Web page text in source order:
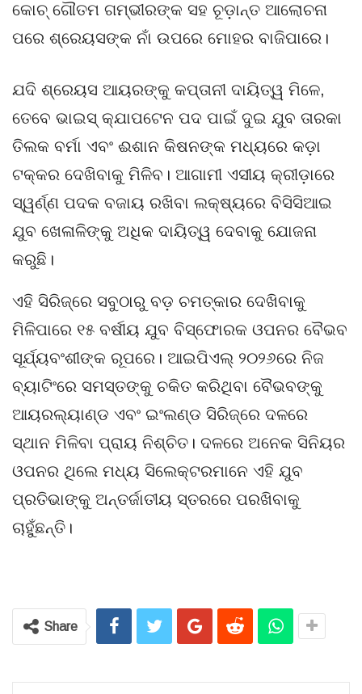
କୋଚ୍ ଗୌତମ ଗମ୍ଭୀରଙ୍କ ସହ ଚୂଡ଼ାନ୍ତ ଆଲୋଚନା
ପରେ ଶ୍ରେୟସଙ୍କ ନାଁ ଉପରେ ମୋହର ବାଜିପାରେ।
ଯଦି ଶ୍ରେୟସ ଆୟରଙ୍କୁ କପ୍ତାନୀ ଦାୟିତ୍ୱ ମିଳେ,
ତେବେ ଭାଇସ୍ କ୍ଯାପଟେନ ପଦ ପାଇଁ ଦୁଇ ଯୁବ ତାରକା
ତିଲକ ବର୍ମା ଏବଂ ଈଶାନ କିଷନଙ୍କ ମଧ୍ୟରେ କଡ଼ା
ଟକ୍କର ଦେଖିବାକୁ ମିଳିବ। ଆଗାମୀ ଏସୀୟ କ୍ରୀଡ଼ାରେ
ସ୍ୱର୍ଣ୍ଣ ପଦକ ବଜାୟ ରଖିବା ଲକ୍ଷ୍ୟରେ ବିସିସିଆଇ
ଯୁବ ଖେଳାଳିଙ୍କୁ ଅଧିକ ଦାୟିତ୍ୱ ଦେବାକୁ ଯୋଜନା
କରୁଛି।
ଏହି ସିରିଜ୍‌ରେ ସବୁଠାରୁ ବଡ଼ ଚମତ୍କାର ଦେଖିବାକୁ
ମିଳିପାରେ ୧୫ ବର୍ଷୀୟ ଯୁବ ବିସ୍ଫୋରକ ଓପନର ବୈଭବ
ସୂର୍ଯ୍ୟବଂଶୀଙ୍କ ରୂପରେ। ଆଇପିଏଲ୍ ୨୦୨୬ରେ ନିଜ
ବ୍ୟାଟିଂରେ ସମସ୍ତଙ୍କୁ ଚକିତ କରିଥିବା ବୈଭବଙ୍କୁ
ଆୟରଲ୍ୟାଣ୍ଡ ଏବଂ ଇଂଲଣ୍ଡ ସିରିଜ୍‌ରେ ଦଳରେ
ସ୍ଥାନ ମିଳିବା ପ୍ରାୟ ନିଶ୍ଚିତ। ଦଳରେ ଅନେକ ସିନିୟର
ଓପନର ଥିଲେ ମଧ୍ୟ ସିଲେକ୍ଟରମାନେ ଏହି ଯୁବ
ପ୍ରତିଭାଙ୍କୁ ଅନ୍ତର୍ଜାତୀୟ ସ୍ତରରେ ପରଖିବାକୁ
ଚାହୁଁଛନ୍ତି।
Share